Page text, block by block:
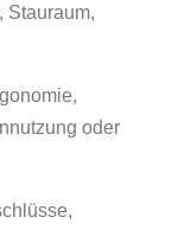
Stauraum,
oder